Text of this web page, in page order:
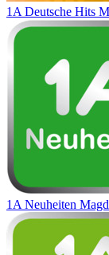
1A Deutsche Hits
1A Neuheiten